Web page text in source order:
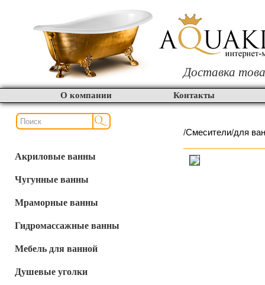
Доставка
О компании Контакты
Акриловые ванны
Чугунные ванны
Мраморные ванны
Гидромассажные ванны
Мебель для ванной
Душевые уголки
/Смесители/для